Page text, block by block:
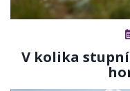
V kolika